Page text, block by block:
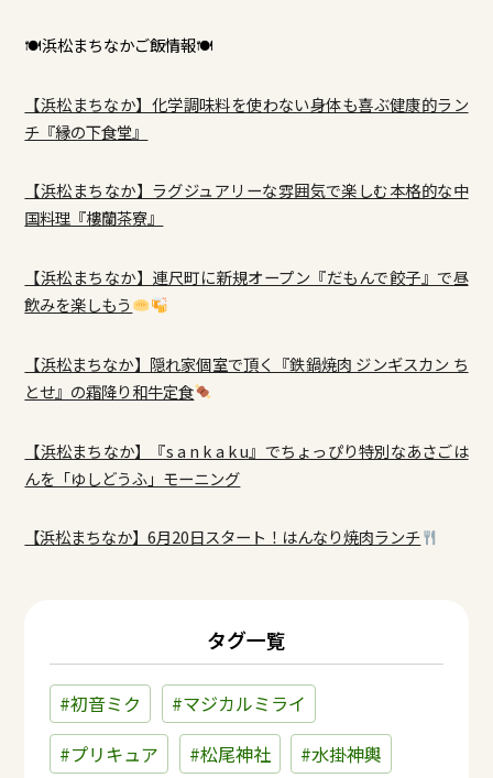
🍽浜松まちなかご飯情報🍽
【浜松まちなか】化学調味料を使わない身体も喜ぶ健康的ラン
チ『縁の下食堂』
【浜松まちなか】ラグジュアリーな雰囲気で楽しむ本格的な中
国料理『樓蘭茶寮』
【浜松まちなか】連尺町に新規オープン『だもんで餃子』で昼
飲みを楽しもう
【浜松まちなか】隠れ家個室で頂く『鉄鍋焼肉 ジンギスカン ち
とせ』の霜降り和牛定食
【浜松まちなか】『s a n k a k u』でちょっぴり特別なあさごは
んを「ゆしどうふ」モーニング
【浜松まちなか】6月20日スタート！はんなり焼肉ランチ
タグ一覧
#初音ミク
#マジカルミライ
#プリキュア
#松尾神社
#水掛神輿